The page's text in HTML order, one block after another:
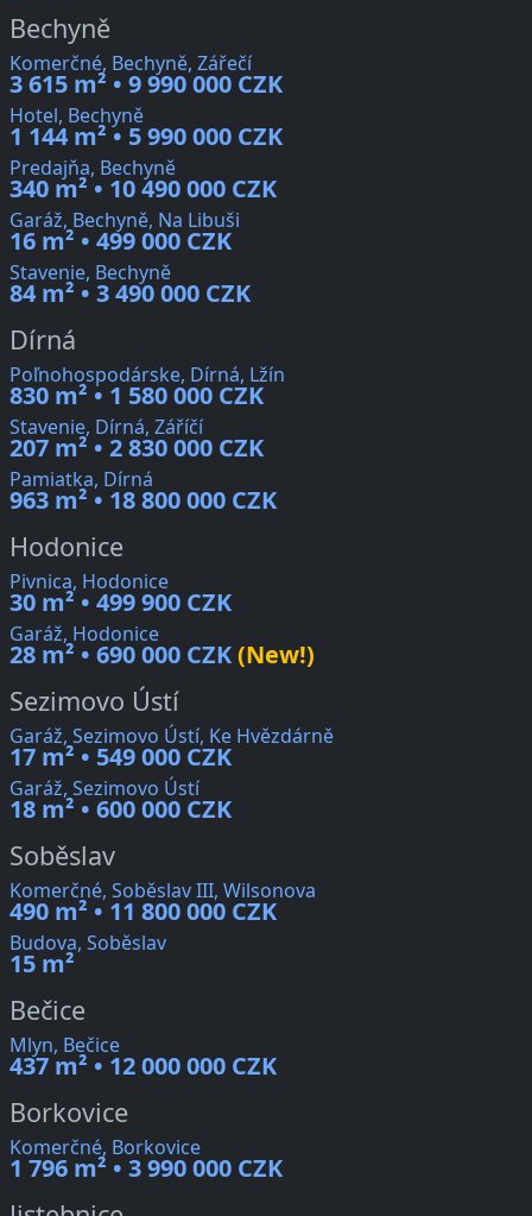
Bechyně
Komerčné, Bechyně, Zářečí
3 615 m² • 9 990 000 CZK
Hotel, Bechyně
1 144 m² • 5 990 000 CZK
Predajňa, Bechyně
340 m² • 10 490 000 CZK
Garáž, Bechyně, Na Libuši
16 m² • 499 000 CZK
Stavenie, Bechyně
84 m² • 3 490 000 CZK
Dírná
Poľnohospodárske, Dírná, Lžín
830 m² • 1 580 000 CZK
Stavenie, Dírná, Záříčí
207 m² • 2 830 000 CZK
Pamiatka, Dírná
963 m² • 18 800 000 CZK
Hodonice
Pivnica, Hodonice
30 m² • 499 900 CZK
Garáž, Hodonice
28 m² • 690 000 CZK(New!)
Sezimovo Ústí
Garáž, Sezimovo Ústí, Ke Hvězdárně
17 m² • 549 000 CZK
Garáž, Sezimovo Ústí
18 m² • 600 000 CZK
Soběslav
Komerčné, Soběslav III, Wilsonova
490 m² • 11 800 000 CZK
Budova, Soběslav
15 m²
Bečice
Mlyn, Bečice
437 m² • 12 000 000 CZK
Borkovice
Komerčné, Borkovice
1 796 m² • 3 990 000 CZK